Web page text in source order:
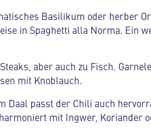
Basilikum oder herber
in Spaghetti alla Norma. Ein
aber auch zu Fisch.
mit Knoblauch.
Daal passt der Chili auch
mit Ingwer, Koriander